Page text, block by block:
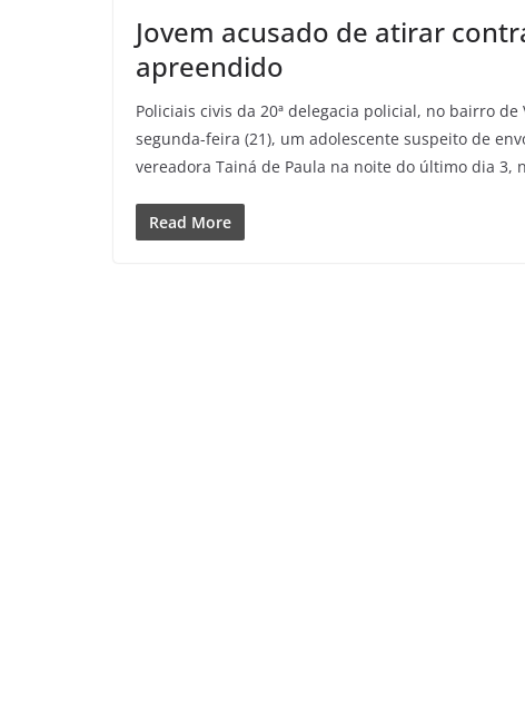
Jovem acusado de atirar
apreendido
Policiais civis da 20ª delegacia policial, no bairro
segunda-feira (21), um adolescente suspeito de
vereadora Tainá de Paula na noite do último dia 3,
Read More